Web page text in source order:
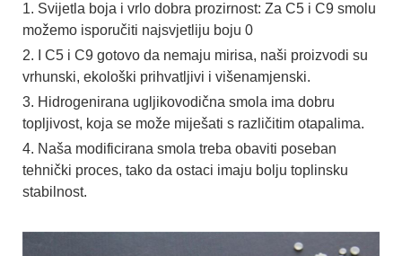
1. Svijetla boja i vrlo dobra prozirnost: Za C5 i C9 smolu
možemo isporučiti najsvjetliju boju 0
2. I C5 i C9 gotovo da nemaju mirisa, naši proizvodi su
vrhunski, ekološki prihvatljivi i višenamjenski.
3. Hidrogenirana ugljikovodična smola ima dobru
topljivost, koja se može miješati s različitim otapalima.
4. Naša modificirana smola treba obaviti poseban
tehnički proces, tako da ostaci imaju bolju toplinsku
stabilnost.